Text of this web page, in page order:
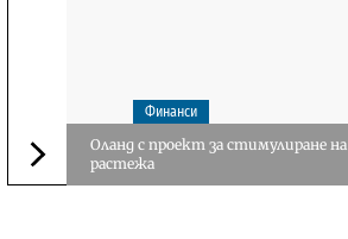
Следваща новина
Финанси
Оланд с проект за стимулиране на
растежа